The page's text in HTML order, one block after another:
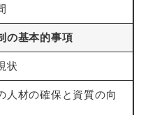
基本的事項
の確保と資質の向